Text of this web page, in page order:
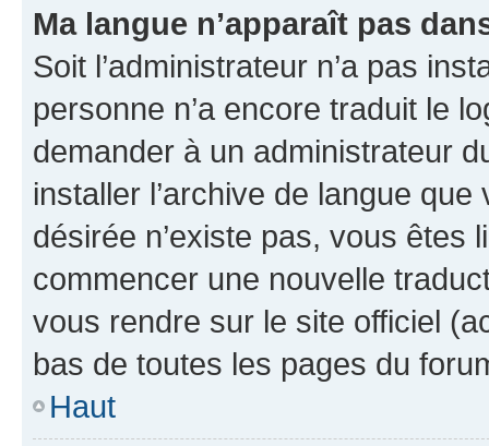
Ma langue n’apparaît pas
Soit l’administrateur n’a pas
personne n’a encore traduit le
demander à un administrateur
installer l’archive de langue
désirée n’existe pas, vous êtes
commencer une nouvelle
vous rendre sur le site officiel
bas de toutes les pages du
Haut